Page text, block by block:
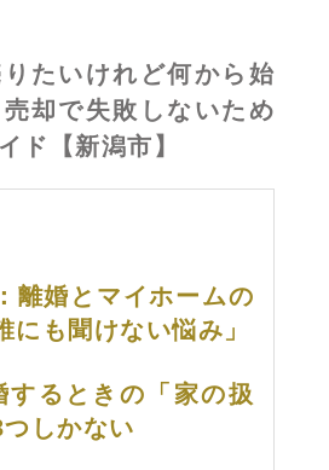
たいけれど何から始
却で失敗しないため
ド【新潟市】
離婚とマイホームの
にも聞けない悩み」
するときの「家の扱
しかない